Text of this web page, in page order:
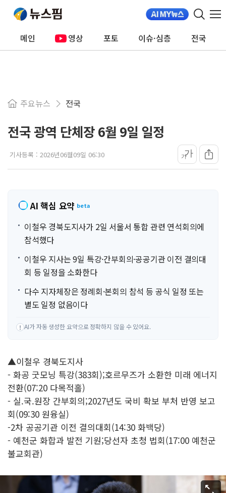
메인 영상 포토 이슈·심층 전국
주요뉴스 전국
전국 광역 단체장 6월 9일 일정
기사등록 : 2026년06월09일 06:30 가가
AI 핵심 요약 beta
이철우 경북도지사가 2일 서울서 통합 관련 연석회의에
참석했다
이철우 지사는 9일 특강·간부회의·공공기관 이전 결의대
회 등 일정을 소화한다
다수 지자체장은 정례회·본회의 참석 등 공식 일정 또는
별도 일정 없음이다
! AI가 자동 생성한 요약으로 정확하지 않을 수 있어요.
▲이철우 경북도지사
- 화공 굿모닝 특강(383회);호르무즈가 소환한 미래 에너지
전환(07:20 다목적홀)
- 실.국.원장 간부회의;2027년도 국비 확보 부처 반영 보고
회(09:30 원융실)
-2차 공공기관 이전 결의대회(14:30 화백당)
- 예천군 화합과 발전 기원;당선자 초청 법회(17:00 예천군
불교회관)